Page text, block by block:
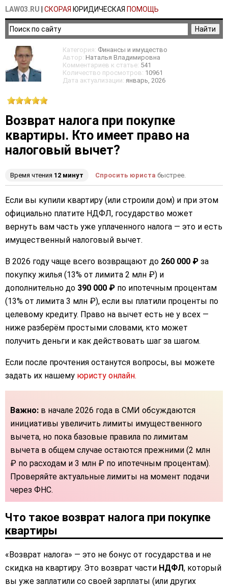
LAW03.RU СКОРАЯ ЮРИДИЧЕСКАЯ ПОМОЩЬ
Категория: Финансы и имущество
Автор: Наталья Владимировна
Комментариев к статье: 541
Количество просмотров: 10961
Дата актуализации: январь, 2026
Возврат налога при покупке
квартиры. Кто имеет право на
налоговый вычет?
Время чтения 12 минут Спросить юриста быстрее.
Если вы купили квартиру (или строили дом) и при этом
официально платите НДФЛ, государство может
вернуть вам часть уже уплаченного налога — это и есть
имущественный налоговый вычет.
В 2026 году чаще всего возвращают до 260 000 ₽ за
покупку жилья (13% от лимита 2 млн ₽) и
дополнительно до 390 000 ₽ по ипотечным процентам
(13% от лимита 3 млн ₽), если вы платили проценты по
целевому кредиту. Право на вычет есть не у всех —
ниже разберём простыми словами, кто может
получить деньги и как действовать шаг за шагом.
Если после прочтения останутся вопросы, вы можете
задать их нашему юристу онлайн.
Важно: в начале 2026 года в СМИ обсуждаются
инициативы увеличить лимиты имущественного
вычета, но пока базовые правила по лимитам
вычета в общем случае остаются прежними (2 млн
₽ по расходам и 3 млн ₽ по ипотечным процентам).
Проверяйте актуальные лимиты на момент подачи
через ФНС.
Что такое возврат налога при покупке
квартиры
«Возврат налога» — это не бонус от государства и не
скидка на квартиру. Это возврат части НДФЛ, который
вы уже заплатили со своей зарплаты (или других